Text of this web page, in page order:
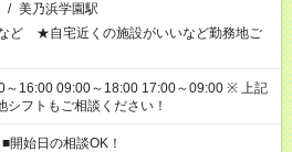
/ 美乃浜学園駅
ど ★自宅近くの施設がいいなど勤務地ご
16:00 09:00～18:00 17:00～09:00 ※ 上記
シフトもご相談ください！
始日の相談OK！